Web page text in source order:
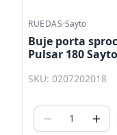
RUEDAS·Sayto
Buje porta
Pulsar 180 Sayto
SKU: 0207202018